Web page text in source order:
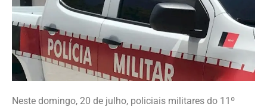
Neste domingo, 20 de julho, policiais militares do 11º